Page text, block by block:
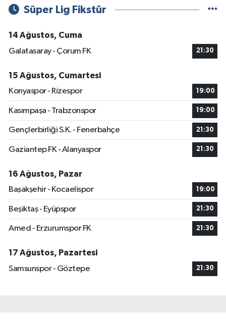
Süper Lig Fikstür
14 Ağustos, Cuma
Galatasaray - Çorum FK
21:30
15 Ağustos, Cumartesi
Konyaspor - Rizespor
19:00
Kasımpaşa - Trabzonspor 19:00
Gençlerbirliği S.K. - Fenerbahçe 21:30
Gaziantep FK - Alanyaspor 21:30
16 Ağustos, Pazar
Başakşehir - Kocaelispor
19:00
Beşiktaş - Eyüpspor 21:30
Amed - Erzurumspor FK 21:30
17 Ağustos, Pazartesi
Samsunspor - Göztepe
21:30